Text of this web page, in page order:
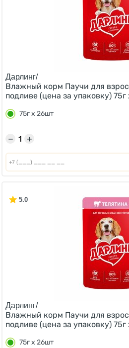
Дарлинг/
Влажный корм Паучи для
подливе (цена за упаковку)
75г х 26шт
+
−
5.0
Дарлинг/
Влажный корм Паучи для
подливе (цена за упаковку)
75г х 26шт